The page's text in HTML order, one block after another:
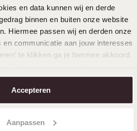
en data kunnen wij en derde
binnen en buiten onze website
Hiermee passen wij en derden onze
en communicatie aan jouw interesses
te klikken ga je hiermee akkoord.
.
Accepteren
Aanpassen